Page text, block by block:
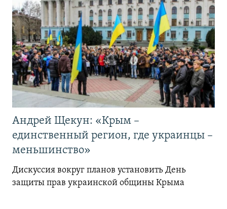
Андрей Щекун: «Крым –
единственный регион, где украинцы –
меньшинство»
Дискуссия вокруг планов установить День
защиты прав украинской общины Крыма